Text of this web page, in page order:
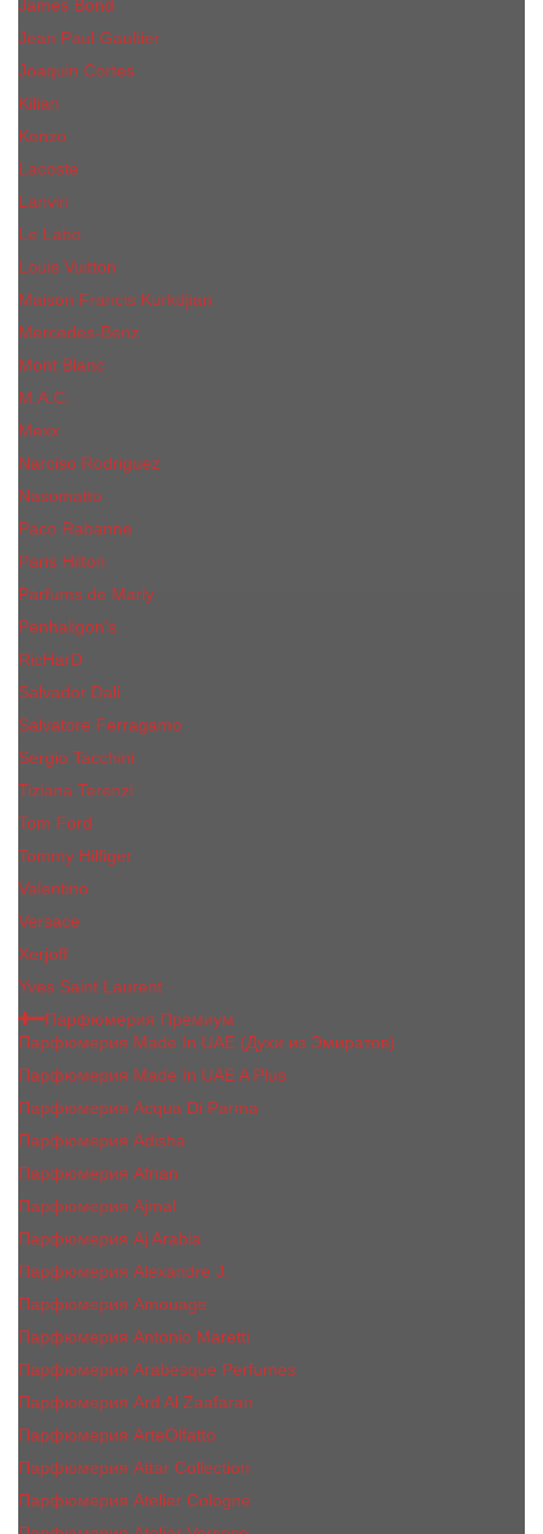
James Bond
Jean Paul Gaultier
Joaquin Сortes
Kilian
Kenzo
Lacoste
Lanvin
Le Labo
Louis Vuitton
Maison Francis Kurkdjian
Mercedes-Benz
Mont Blanc
M.А.C.
Mexx
Narciso Rodriguez
Nasomatto
Paco Rabanne
Paris Hilton
Parfums de Marly
Penhaligon​'s
RicHarD
Salvador Dali
Salvatore Ferragamo
Sergio Tacchini
Tiziana Terenzi
Tom Ford
Tommy Hilfiger
Valentino
Versace
Xerjoff
Yves Saint Laurent
Парфюмерия Премиум
Парфюмерия Made In UAE (Духи из Эмиратов)
Парфюмерия Made In UAE A Plus
Парфюмерия Acqua Di Parma
Парфюмерия Adisha
Парфюмерия Afnan
Парфюмерия Ajmal
Парфюмерия Aj Arabia
Парфюмерия Alexandre J.
Парфюмерия Amouage
Парфюмерия Antonio Maretti
Парфюмерия Arabesque Perfumes
Парфюмерия Ard Al Zaafaran
Парфюмерия ArteOlfatto
Парфюмерия Attar Collection
Парфюмерия Atelier Cologne